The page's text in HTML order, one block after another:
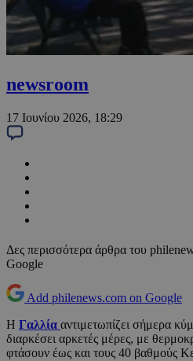
newsroom
17 Ιουνίου 2026, 18:29
Δες περισσότερα άρθρα του
Google
Add philenews.com on Google
Η Γαλλία αντιμετωπίζει σήμερα
διαρκέσει αρκετές μέρες, με
φτάσουν έως και τους 40 βαθμούς